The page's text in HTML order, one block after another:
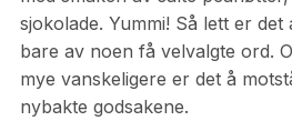
sjokolade. Yummi! Så lett er
bare av noen få velvalgte ord.
mye vanskeligere er det å
nybakte godsakene.